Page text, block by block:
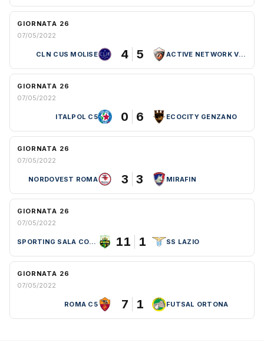
GIORNATA 26
07/05/2022
CLN CUS MOLISE 4 5 ACTIVE NETWORK VITERBO
GIORNATA 26
07/05/2022
ITALPOL C5 0 6 ECOCITY GENZANO
GIORNATA 26
07/05/2022
NORDOVEST ROMA 3 3 MIRAFIN
GIORNATA 26
07/05/2022
SPORTING SALA CONSILINA 11 1 SS LAZIO
GIORNATA 26
07/05/2022
ROMA C5 7 1 FUTSAL ORTONA